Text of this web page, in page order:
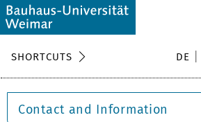
SHORTCUTS DE
Contact and Information